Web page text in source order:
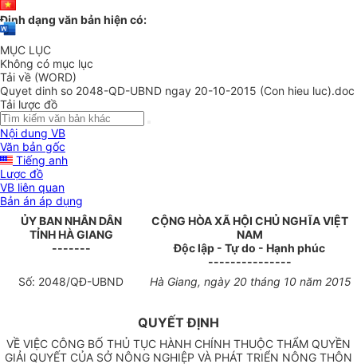
Định dạng văn bản hiện có:
MỤC LỤC
Không có mục lục
Tải về (WORD)
Quyet dinh so 2048-QD-UBND ngay 20-10-2015 (Con hieu luc).doc
Tải lược đồ
Nội dung VB
Văn bản gốc
Tiếng anh
Lược đồ
VB liên quan
Bản án áp dụng
ỦY BAN NHÂN DÂN
TỈNH HÀGIANG
-------
CỘNG HÒA XÃ HỘI CHỦ NGHĨA VIỆT
NAM
Độc lập - Tự do - Hạnh phúc
---------------
Số: 2048/QĐ-UBND Hà Giang, ngày 20tháng 10năm 2015
QUYẾT ĐỊNH
VỀ VIỆC CÔNG BỐ THỦ TỤC HÀNH CHÍNH THUỘC THẨM QUYỀN
GIẢI QUYẾT CỦA SỞ NÔNG NGHIỆP VÀ PHÁT TRIỂN NÔNG THÔN